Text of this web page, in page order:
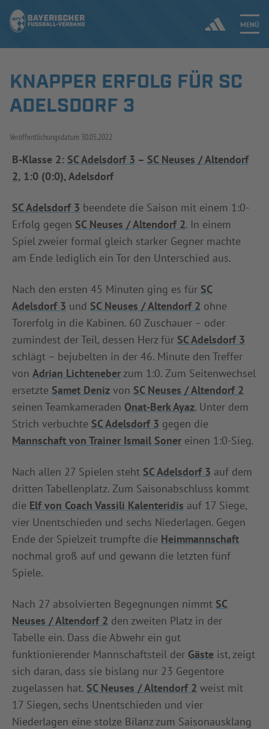
MENÜ
Jetzt einloggen
SPIELBETRIEB & VERBANDSLEBEN
AUSBILDUNG & FÖRDERUNG
DER VERBAND
INFOTHEK SPIELPLUS
KNAPPER ERFOLG FÜR SC
ADELSDORF 3
Veröffentlichungsdatum 30.05.2022
B-Klasse 2: SC Adelsdorf 3 – SC Neuses / Altendorf
2, 1:0 (0:0), Adelsdorf
SC Adelsdorf 3 beendete die Saison mit einem 1:0-
Erfolg gegen SC Neuses / Altendorf 2. In einem
Spiel zweier formal gleich starker Gegner machte
am Ende lediglich ein Tor den Unterschied aus.
Nach den ersten 45 Minuten ging es für SC
Adelsdorf 3 und SC Neuses / Altendorf 2 ohne
Torerfolg in die Kabinen. 60 Zuschauer – oder
zumindest der Teil, dessen Herz für SC Adelsdorf 3
schlägt – bejubelten in der 46. Minute den Treffer
von Adrian Lichteneber zum 1:0. Zum Seitenwechsel
ersetzte Samet Deniz von SC Neuses / Altendorf 2
seinen Teamkameraden Onat-Berk Ayaz. Unter dem
Strich verbuchte SC Adelsdorf 3 gegen die
Mannschaft von Trainer Ismail Soner einen 1:0-Sieg.
Nach allen 27 Spielen steht SC Adelsdorf 3 auf dem
dritten Tabellenplatz. Zum Saisonabschluss kommt
die Elf von Coach Vassili Kalenteridis auf 17 Siege,
vier Unentschieden und sechs Niederlagen. Gegen
Ende der Spielzeit trumpfte die Heimmannschaft
nochmal groß auf und gewann die letzten fünf
Spiele.
Nach 27 absolvierten Begegnungen nimmt SC
Neuses / Altendorf 2 den zweiten Platz in der
Tabelle ein. Dass die Abwehr ein gut
funktionierender Mannschaftsteil der Gäste ist, zeigt
sich daran, dass sie bislang nur 23 Gegentore
zugelassen hat. SC Neuses / Altendorf 2 weist mit
17 Siegen, sechs Unentschieden und vier
Niederlagen eine stolze Bilanz zum Saisonausklang